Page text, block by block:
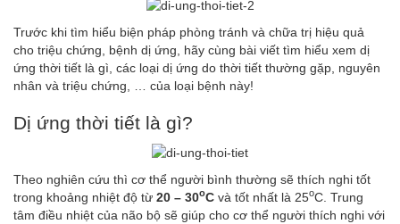
Trước khi tìm hiểu biện pháp phòng tránh và chữa trị hiệu quả
cho triệu chứng, bệnh dị ứng, hãy cùng bài viết tìm hiểu xem dị
ứng thời tiết là gì, các loại dị ứng do thời tiết thường gặp, nguyên
nhân và triệu chứng, … của loại bệnh này!
Dị ứng thời tiết là gì?
Theo nghiên cứu thì cơ thể người bình thường sẽ thích nghi tốt
trong khoảng nhiệt độ từ 20 – 30oC và tốt nhất là 25oC. Trung
tâm điều nhiệt của não bộ sẽ giúp cho cơ thể người thích nghi với